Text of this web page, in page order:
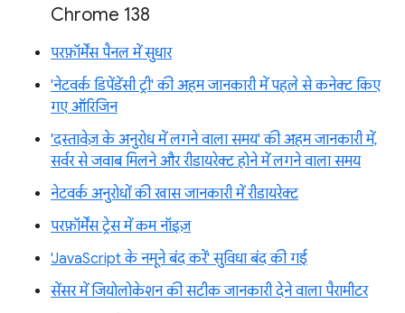
Chrome 138
परफ़ॉर्मेंस पैनल में सुधार
'नेटवर्क डिपेंडेंसी ट्री' की अहम जानकारी में पहले से कनेक्ट किए
गए ऑरिजिन
'दस्तावेज़ के अनुरोध में लगने वाला समय' की अहम जानकारी में,
सर्वर से जवाब मिलने और रीडायरेक्ट होने में लगने वाला समय
नेटवर्क अनुरोधों की खास जानकारी में रीडायरेक्ट
परफ़ॉर्मेंस ट्रेस में कम नॉइज़
'JavaScript के नमूने बंद करें' सुविधा बंद की गई
सेंसर में जियोलोकेशन की सटीक जानकारी देने वाला पैरामीटर